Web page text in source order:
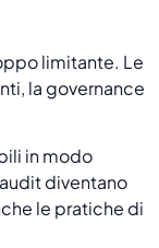
limitante. Le
la governance
in modo
diventano
le pratiche di